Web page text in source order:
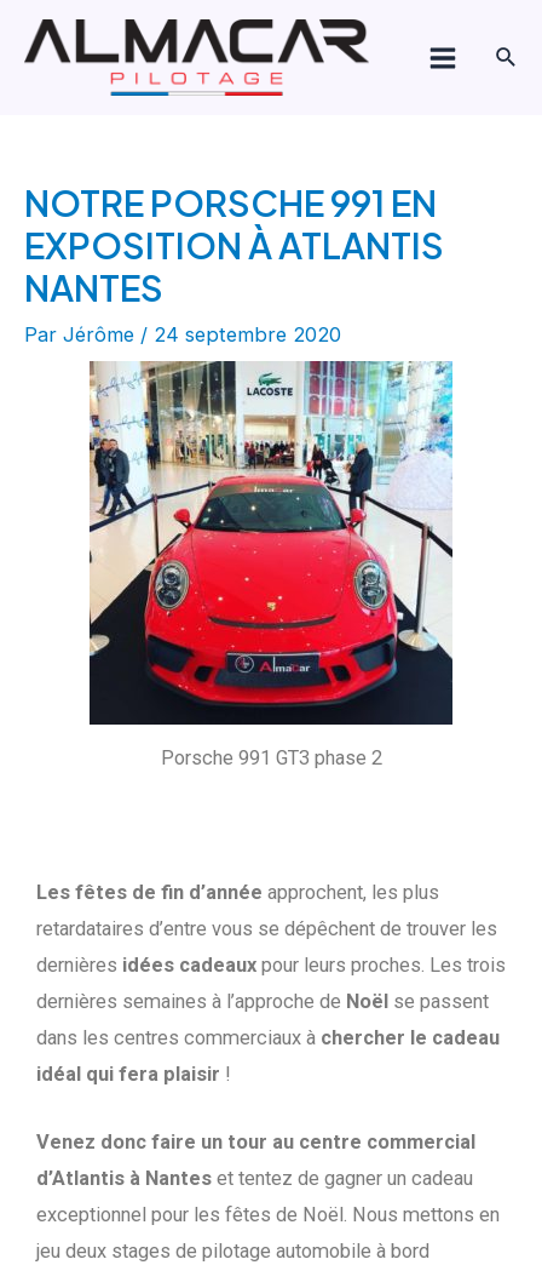
Aller
Menu
NOTRE PORSCHE 991 EN
EXPOSITION À ATLANTIS
NANTES
Par Jérôme / 24 septembre 2020
Porsche 991 GT3 phase 2
Les fêtes de fin d’année approchent, les plus
retardataires d’entre vous se dépêchent de trouver les
dernières idées cadeaux pour leurs proches. Les trois
dernières semaines à l’approche de Noël se passent
dans les centres commerciaux à chercher le cadeau
idéal qui fera plaisir !
Venez donc faire un tour au centre commercial
d’Atlantis à Nantes et tentez de gagner un cadeau
exceptionnel pour les fêtes de Noël. Nous mettons en
jeu deux stages de pilotage automobile à bord
Navigation
de